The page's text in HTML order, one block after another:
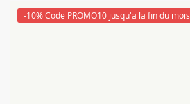
-10% Code PROMO10 jusqu'a la fin du mois